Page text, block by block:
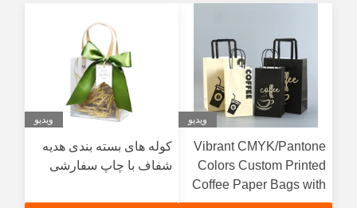
ویدیو
Vibrant CMYK/Pantone
Colors Custom Printed
Coffee Paper Bags with
Durable Cotton Rope
ویدیو
کوله های بسته بندی هدیه
شفاف با چاپ سفارشی